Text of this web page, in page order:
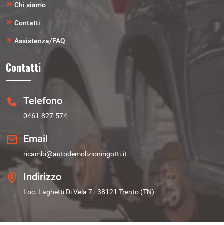
Chi siamo
Contatti
Assistenza/FAQ
Contatti
Telefono
0461-827-574
Email
ricambi@autodemolizionirigotti.it
Indirizzo
Loc. Laghetti Di Vela 7 - 38121 Trento (TN)